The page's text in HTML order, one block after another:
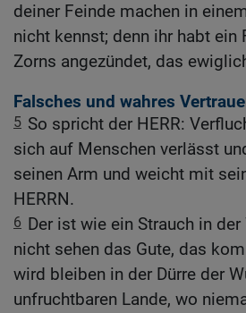
deiner Feinde machen in
nicht kennst; denn ihr habt ein
Zorns angezündet, das
Falsches und wahres
5 So spricht der HERR:
sich auf Menschen verlässt
seinen Arm und weicht mit
HERRN.
6 Der ist wie ein Strauch in
nicht sehen das Gute, das
wird bleiben in der Dürre der
unfruchtbaren Lande, wo